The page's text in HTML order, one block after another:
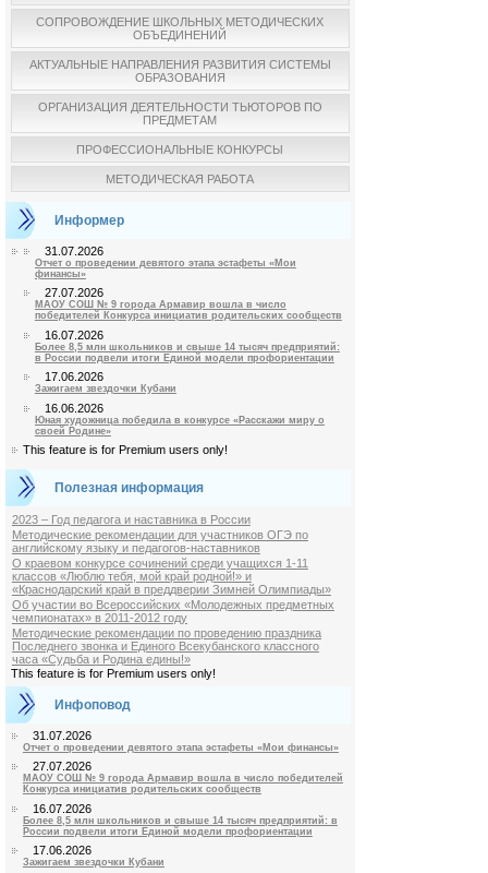
СОПРОВОЖДЕНИЕ ШКОЛЬНЫХ МЕТОДИЧЕСКИХ
ОБЪЕДИНЕНИЙ
АКТУАЛЬНЫЕ НАПРАВЛЕНИЯ РАЗВИТИЯ СИСТЕМЫ
ОБРАЗОВАНИЯ
ОРГАНИЗАЦИЯ ДЕЯТЕЛЬНОСТИ ТЬЮТОРОВ ПО
ПРЕДМЕТАМ
ПРОФЕССИОНАЛЬНЫЕ КОНКУРСЫ
МЕТОДИЧЕСКАЯ РАБОТА
Информер
31.07.2026
Отчет о проведении девятого этапа эстафеты «Мои
финансы»
27.07.2026
МАОУ СОШ № 9 города Армавир вошла в число
победителей Конкурса инициатив родительских сообществ
16.07.2026
Более 8,5 млн школьников и свыше 14 тысяч предприятий:
в России подвели итоги Единой модели профориентации
17.06.2026
Зажигаем звездочки Кубани
16.06.2026
Юная художница победила в конкурсе «Расскажи миру о
своей Родине»
This feature is for Premium users only!
Полезная информация
2023 – Год педагога и наставника в России
Методические рекомендации для участников ОГЭ по
английскому языку и педагогов-наставников
О краевом конкурсе сочинений среди учащихся 1-11
классов «Люблю тебя, мой край родной!» и
«Краснодарский край в преддверии Зимней Олимпиады»
Об участии во Всероссийских «Молодежных предметных
чемпионатах» в 2011-2012 году
Методические рекомендации по проведению праздника
Последнего звонка и Единого Всекубанского классного
часа «Судьба и Родина едины!»
This feature is for Premium users only!
Инфоповод
31.07.2026
Отчет о проведении девятого этапа эстафеты «Мои финансы»
27.07.2026
МАОУ СОШ № 9 города Армавир вошла в число победителей
Конкурса инициатив родительских сообществ
16.07.2026
Более 8,5 млн школьников и свыше 14 тысяч предприятий: в
России подвели итоги Единой модели профориентации
17.06.2026
Зажигаем звездочки Кубани